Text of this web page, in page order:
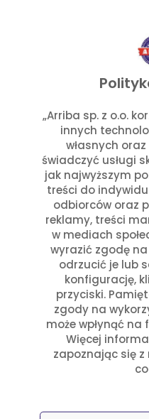
„Arriba sp. z o.o.
innych
własnych
świadczyć usługi
jak najwyższym
treści do
odbiorców oraz
reklamy, treści
w mediach
wyrazić zgodę
odrzucić je lub
konfigurację,
przyciski.
zgody na
może wpłynąć na
Więcej
zapoznając się
czerwiec 2025
marzec 2025
styczeń 2025
Kategorie
Aktualności w Arribie(7)
Aktualności z Meksyku(7)
Ciekawostki Turystyczne
Kultura i Historia Meksyku
Potrawy i Gastronomia(11)
Święta Meksykańskie(7)
Święta w Polsce i Meksyku